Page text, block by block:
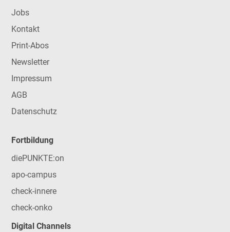
Jobs
Kontakt
Print-Abos
Newsletter
Impressum
AGB
Datenschutz
Fortbildung
diePUNKTE:on
apo-campus
check-innere
check-onko
Digital Channels